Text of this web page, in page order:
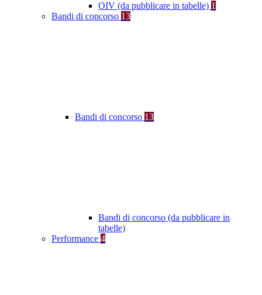
OIV (da pubblicare in tabelle) 1
Bandi di concorso 13
Bandi di concorso 13
Bandi di concorso (da pubblicare in
tabelle)
Performance 4